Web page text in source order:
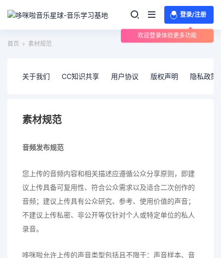
登录/注册
欢迎登录体验更多功能
首页
素材规范
关于我们 CC知识共享 用户协议 版权声明 隐私政策
素材规范
音频发布规范
您上传的音频内容和相关描述应遵循公众分享原则，即建
议上传具备可复用性、符合公众需求以及适合二次创作的
音频；建议上传具有公众研究、参考、使用价值的声音；
不建议上传私密、非公开等仅针对个人或特定单位的私人
录音。
哆咪啦允许上传的声音类型包括且不限于：声音样本、音